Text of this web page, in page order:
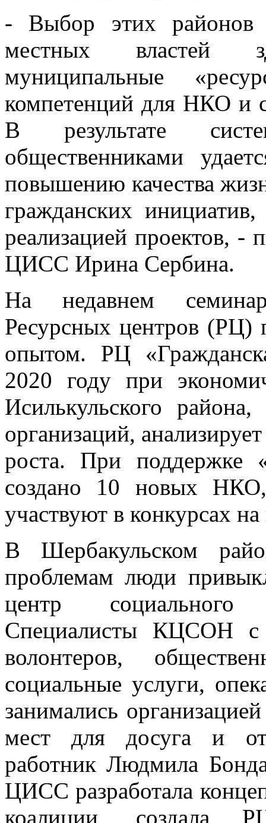
- Выбор этих районов
местных властей
муниципальные
компетенций для НКО и
В результате
общественниками
повышению качества
гражданских
реализацией проектов, -
ЦИСС Ирина Сербина.
На недавнем
Ресурсных центров (РЦ)
опытом. РЦ
2020 году при
Исилькульского
организаций,
роста. При поддержке
создано 10 новых
участвуют в конкурсах
В Шербакульском
проблемам люди
центр социального
Специалисты КЦСОН с
волонтеров,
социальные услуги,
занимались
мест для досуга и
работник Людмила
ЦИСС разработала
коалиции, создала